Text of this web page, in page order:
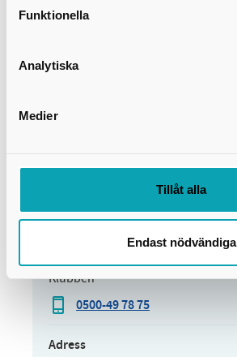
Funktionella
Analytiska
Medier
Tillåt alla
Endast nödvändiga
0500-49 38 62
0500-49 78 71
Pegasus
0500-49 78 74
Klubben
0500-49 78 75
Adress